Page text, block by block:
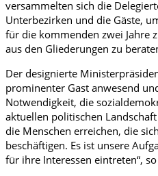
versammelten sich die
Unterbezirken und die Gäste,
für die kommenden zwei Jahre
aus den Gliederungen zu
Der designierte
prominenter Gast anwesend
Notwendigkeit, die
aktuellen politischen
die Menschen erreichen, die
beschäftigen. Es ist unsere
für ihre Interessen eintreten“, so